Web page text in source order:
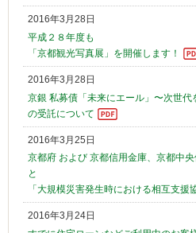
2016年3月28日
平成２８年度も
「京都観光写真展」を開催します！
2016年3月28日
京銀 私募債「未来にエール」〜次世代
の受託について
2016年3月25日
京都府 および 京都信用金庫、京都中
と
「大規模災害発生時における相互支援
2016年3月24日